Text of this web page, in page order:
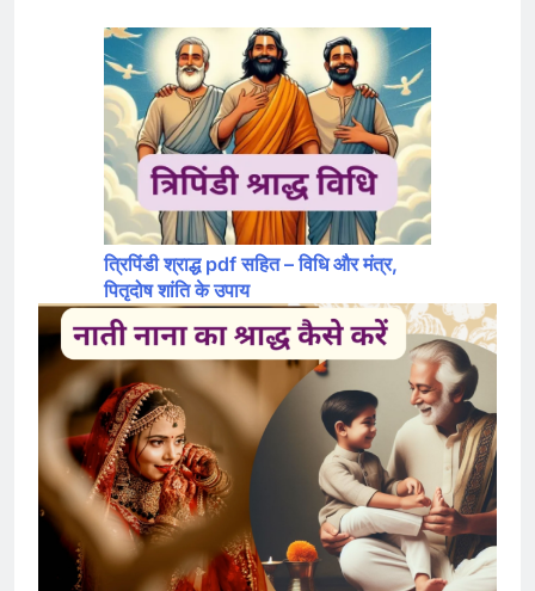
त्रिपिंडी श्राद्ध pdf सहित – विधि और मंत्र,
पितृदोष शांति के उपाय